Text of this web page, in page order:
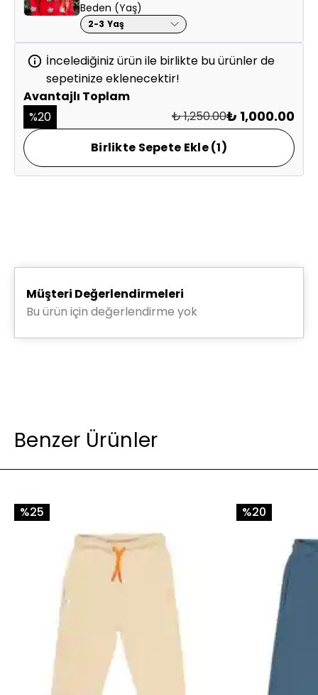
Saat 15.30'a kadar verilen siparişlerinizaynı günkargolanır.
Tüm siparişleriniz HepsiJet ve Aras Kargo ile
gönderilmektedir.
Beden (Yaş)
2-3 Yaş
İncelediğiniz ürün ile birlikte bu ürünler de
sepetinize eklenecektir!
Avantajlı Toplam
%20 ₺ 1,250.00₺ 1,000.00
Birlikte Sepete Ekle (1)
Müşteri Değerlendirmeleri
Bu ürün için değerlendirme yok
Benzer Ürünler
%25 %20